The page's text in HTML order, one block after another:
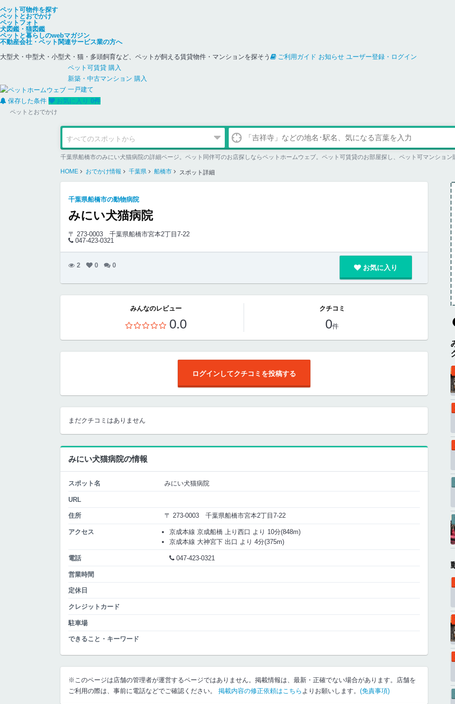
ペット可物件を探す
ペットとおでかけ
ペットフォト
犬図鑑・猫図鑑
ペットと暮らしのwebマガジン
不動産会社・ペット関連サービス業の方へ
大型犬・中型犬・小型犬・猫・多頭飼育など、ペットが飼える賃貸物件・マンションを探そう
ご利用ガイド お知らせ ユーザー登録・ログイン
ペット可賃貸 購入
新築・中古マンション 購入
一戸建て
保存した条件
お気に入り 0件
ペットとおでかけ
千葉県船橋市のみにい犬猫病院の詳細ページ。ペット同伴可のお店探しならペットホームウェブ。ペット可賃貸のお部屋探し、ペット可マンション
HOME おでかけ情報 千葉県 船橋市 スポット詳細
千葉県船橋市の動物病院
みにい犬猫病院
〒 273-0003
千葉県船橋市宮本2丁目7-22
047-423-0321
2 0 0 お気に入り
みんなのレビュー
0.0
クチコミ
0件
ログインしてクチコミを投稿する
まだクチコミはありません
みにい犬猫病院の情報
スポット名 みにい犬猫病院
URL
住所 〒 273-0003 千葉県船橋市宮本2丁目7-22
アクセス
京成本線 京成船橋 上り西口 より 10分(848m)
京成本線 大神宮下 出口 より 4分(375m)
電話 047-423-0321
営業時間
定休日
クレジットカード
駐車場
できること・キーワード
※このページは店舗の管理者が運営するページではありません。掲載情報は、最新・正確でない場合があります。店舗を
ご利用の際は、事前に電話などでご確認ください。 掲載内容の修正依頼はこちら よりお願いします。 (免責事項)